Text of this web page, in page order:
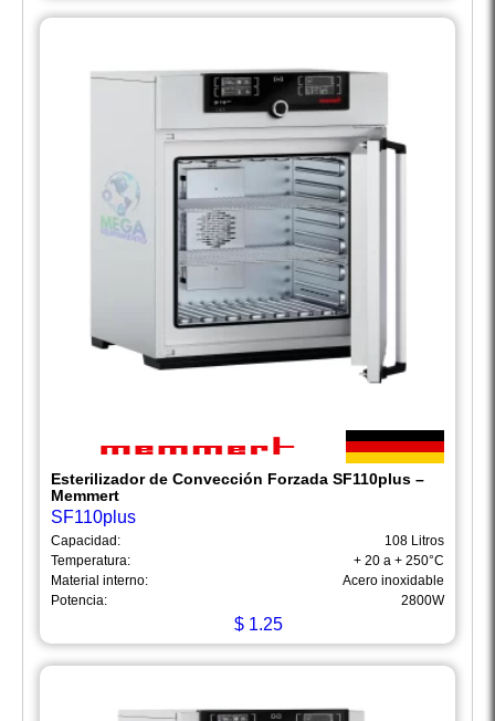
Esterilizador de Convección Forzada SF110plus –
Memmert
SF110plus
Capacidad:
108 Litros
Temperatura:
+ 20 a + 250°C
Material interno:
Acero inoxidable
Potencia:
2800W
$ 1.25